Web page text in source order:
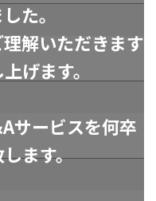
た。
解いただきます
げます。
サービスを何卒
ます。